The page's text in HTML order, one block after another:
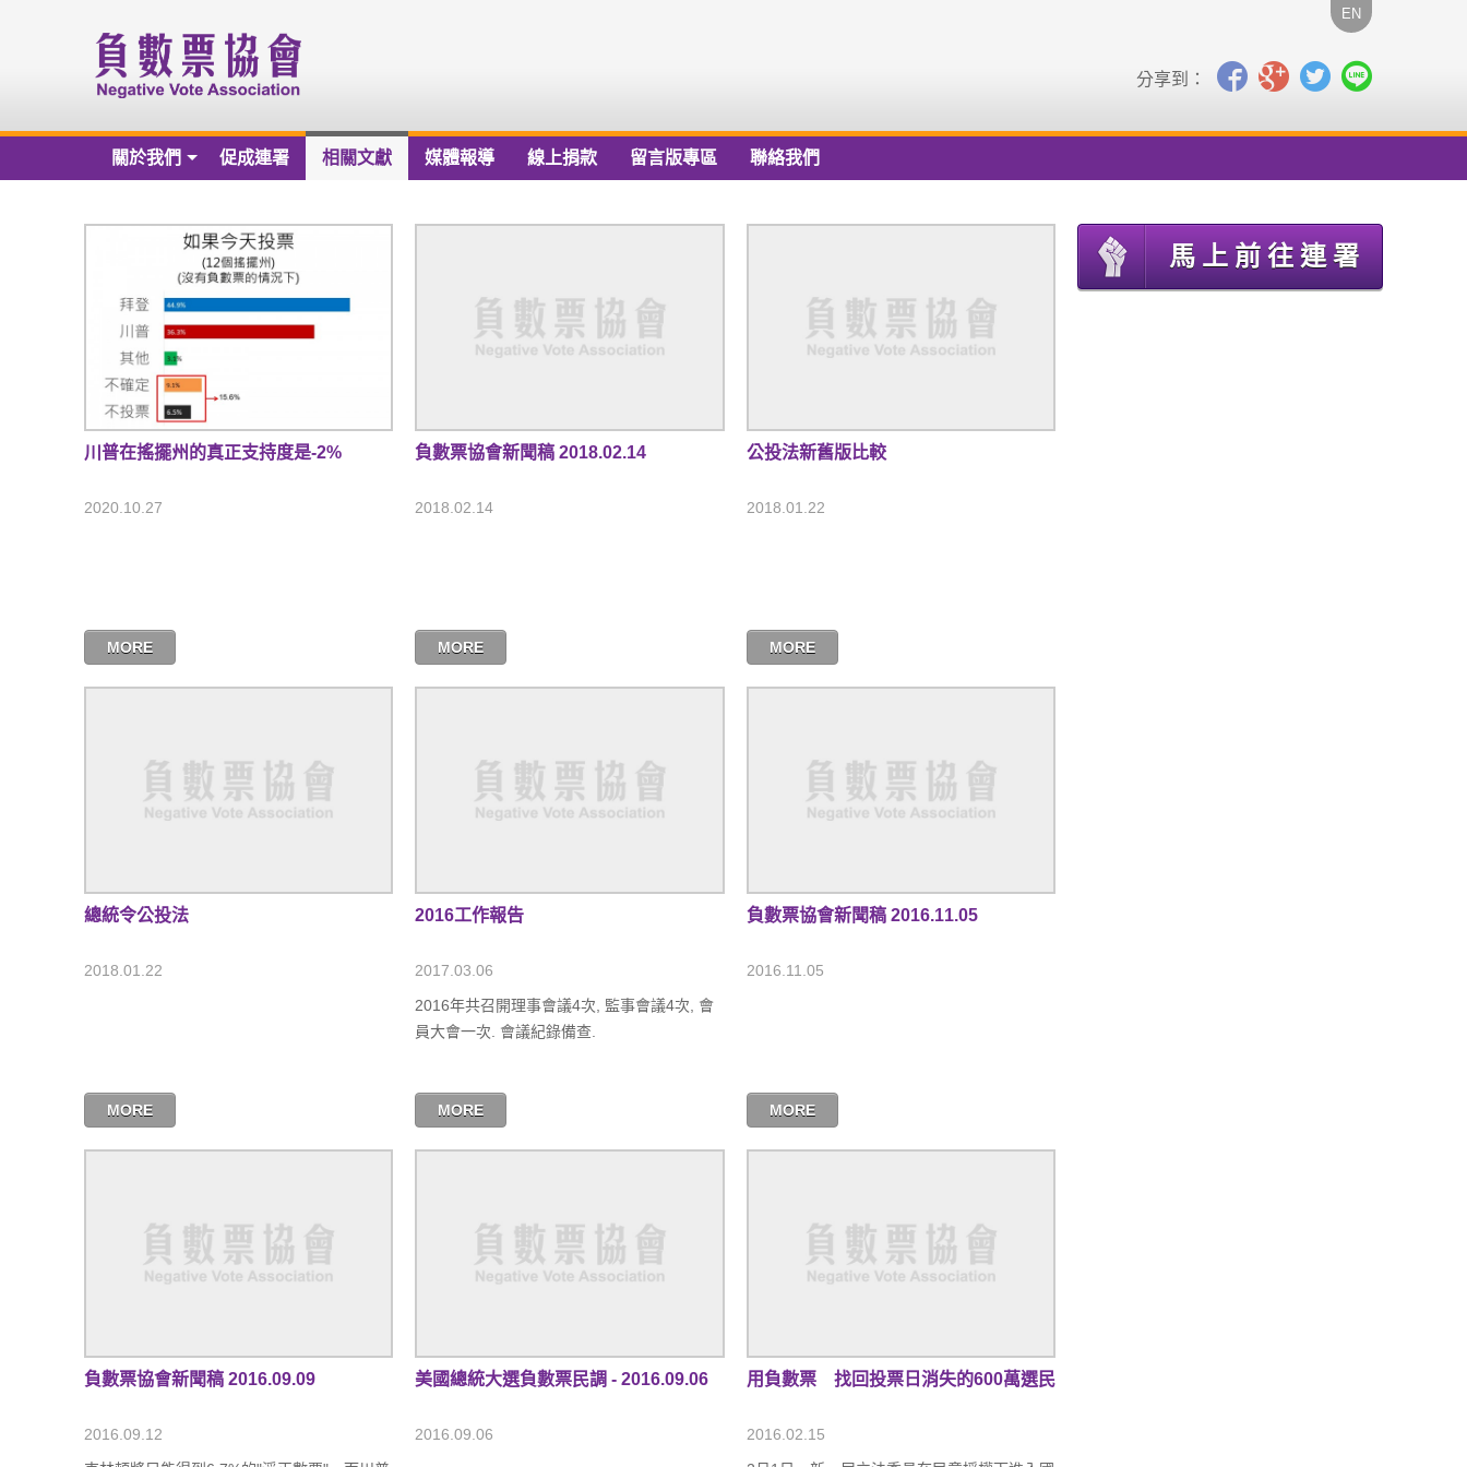
EN
分享到：
關於我們
負數票協會章程草案
負數票協會第一屆理監事
歷年捐款芳名錄
財務報告
促成連署 相關文獻 媒體報導 線上捐款 留言版專區 聯絡我們
川普在搖擺州的真正支持度是-2%
2020.10.27
MORE
負數票協會新聞稿 2018.02.14
2018.02.14
MORE
公投法新舊版比較
2018.01.22
MORE
總統令公投法
2018.01.22
MORE
2016工作報告
2017.03.06
2016年共召開理事會議4次, 監事會議4次, 會
員大會一次. 會議紀錄備查.
MORE
負數票協會新聞稿 2016.11.05
2016.11.05
MORE
負數票協會新聞稿 2016.09.09
2016.09.12
美國總統大選負數票民調 - 2016.09.06
2016.09.06
用負數票 找回投票日消失的600萬選民
2016.02.15
馬上前往連署